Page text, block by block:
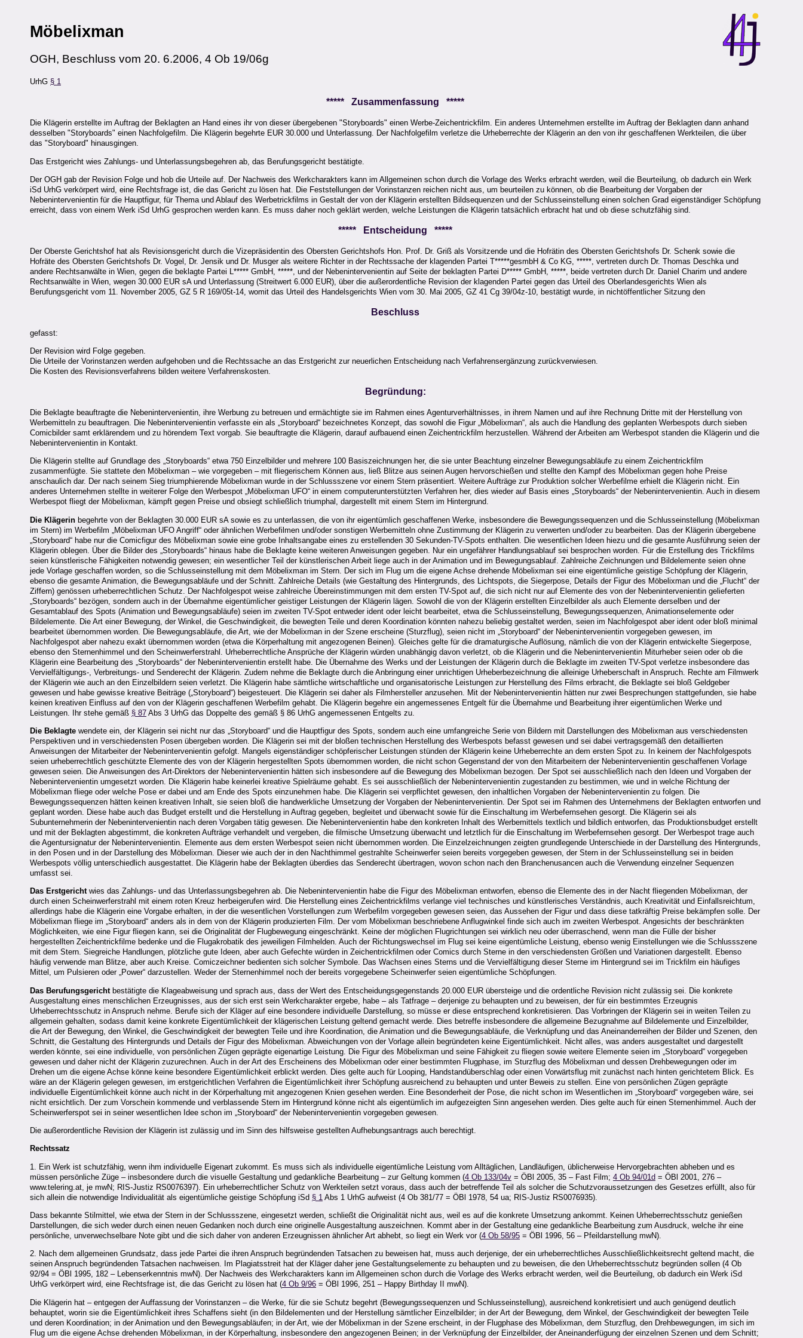
Möbelixman
OGH, Beschluss vom 20. 6.2006, 4 Ob 19/06g
UrhG § 1
***** Zusammenfassung *****
Die Klägerin erstellte im Auftrag der Beklagten an Hand eines ihr von dieser übergebenen "Storyboards" einen Werbe-Zeichentrickfilm. Ein anderes Unternehmen erstellte im Auftrag der Beklagten dann anhand
desselben "Storyboards" einen Nachfolgefilm. Die Klägerin begehrte EUR 30.000 und Unterlassung. Der Nachfolgefilm verletze die Urheberrechte der Klägerin an den von ihr geschaffenen Werkteilen, die über
das "Storyboard" hinausgingen.
Das Erstgericht wies Zahlungs- und Unterlassungsbegehren ab, das Berufungsgericht bestätigte.
Der OGH gab der Revision Folge und hob die Urteile auf. Der Nachweis des Werkcharakters kann im Allgemeinen schon durch die Vorlage des Werks erbracht werden, weil die Beurteilung, ob dadurch ein Werk
iSd UrhG verkörpert wird, eine Rechtsfrage ist, die das Gericht zu lösen hat. Die Feststellungen der Vorinstanzen reichen nicht aus, um beurteilen zu können, ob die Bearbeitung der Vorgaben der
Nebenintervenientin für die Hauptfigur, für Thema und Ablauf des Werbetrickfilms in Gestalt der von der Klägerin erstellten Bildsequenzen und der Schlusseinstellung einen solchen Grad eigenständiger Schöpfung
erreicht, dass von einem Werk iSd UrhG gesprochen werden kann. Es muss daher noch geklärt werden, welche Leistungen die Klägerin tatsächlich erbracht hat und ob diese schutzfähig sind.
***** Entscheidung *****
Der Oberste Gerichtshof hat als Revisionsgericht durch die Vizepräsidentin des Obersten Gerichtshofs Hon. Prof. Dr. Griß als Vorsitzende und die Hofrätin des Obersten Gerichtshofs Dr. Schenk sowie die
Hofräte des Obersten Gerichtshofs Dr. Vogel, Dr. Jensik und Dr. Musger als weitere Richter in der Rechtssache der klagenden Partei T*****gesmbH & Co KG, *****, vertreten durch Dr. Thomas Deschka und
andere Rechtsanwälte in Wien, gegen die beklagte Partei L***** GmbH, *****, und der Nebenintervenientin auf Seite der beklagten Partei D***** GmbH, *****, beide vertreten durch Dr. Daniel Charim und andere
Rechtsanwälte in Wien, wegen 30.000 EUR sA und Unterlassung (Streitwert 6.000 EUR), über die außerordentliche Revision der klagenden Partei gegen das Urteil des Oberlandesgerichts Wien als
Berufungsgericht vom 11. November 2005, GZ 5 R 169/05t-14, womit das Urteil des Handelsgerichts Wien vom 30. Mai 2005, GZ 41 Cg 39/04z-10, bestätigt wurde, in nichtöffentlicher Sitzung den
Beschluss
gefasst:
Der Revision wird Folge gegeben.
Die Urteile der Vorinstanzen werden aufgehoben und die Rechtssache an das Erstgericht zur neuerlichen Entscheidung nach Verfahrensergänzung zurückverwiesen.
Die Kosten des Revisionsverfahrens bilden weitere Verfahrenskosten.
Begründung:
Die Beklagte beauftragte die Nebenintervenientin, ihre Werbung zu betreuen und ermächtigte sie im Rahmen eines Agenturverhältnisses, in ihrem Namen und auf ihre Rechnung Dritte mit der Herstellung von
Werbemitteln zu beauftragen. Die Nebenintervenientin verfasste ein als „Storyboard“ bezeichnetes Konzept, das sowohl die Figur „Möbelixman“, als auch die Handlung des geplanten Werbespots durch sieben
Comicbilder samt erklärendem und zu hörendem Text vorgab. Sie beauftragte die Klägerin, darauf aufbauend einen Zeichentrickfilm herzustellen. Während der Arbeiten am Werbespot standen die Klägerin und die
Nebenintervenientin in Kontakt.
Die Klägerin stellte auf Grundlage des „Storyboards“ etwa 750 Einzelbilder und mehrere 100 Basiszeichnungen her, die sie unter Beachtung einzelner Bewegungsabläufe zu einem Zeichentrickfilm
zusammenfügte. Sie stattete den Möbelixman – wie vorgegeben – mit fliegerischem Können aus, ließ Blitze aus seinen Augen hervorschießen und stellte den Kampf des Möbelixman gegen hohe Preise
anschaulich dar. Der nach seinem Sieg triumphierende Möbelixman wurde in der Schlussszene vor einem Stern präsentiert. Weitere Aufträge zur Produktion solcher Werbefilme erhielt die Klägerin nicht. Ein
anderes Unternehmen stellte in weiterer Folge den Werbespot „Möbelixman UFO“ in einem computerunterstützten Verfahren her, dies wieder auf Basis eines „Storyboards“ der Nebenintervenientin. Auch in diesem
Werbespot fliegt der Möbelixman, kämpft gegen Preise und obsiegt schließlich triumphal, dargestellt mit einem Stern im Hintergrund.
Die Klägerin begehrte von der Beklagten 30.000 EUR sA sowie es zu unterlassen, die von ihr eigentümlich geschaffenen Werke, insbesondere die Bewegungssequenzen und die Schlusseinstellung (Möbelixman
im Stern) im Werbefilm „Möbelixman UFO Angriff“ oder ähnlichen Werbefilmen und/oder sonstigen Werbemitteln ohne Zustimmung der Klägerin zu verwerten und/oder zu bearbeiten. Das der Klägerin übergebene
„Storyboard“ habe nur die Comicfigur des Möbelixman sowie eine grobe Inhaltsangabe eines zu erstellenden 30 Sekunden-TV-Spots enthalten. Die wesentlichen Ideen hiezu und die gesamte Ausführung seien der
Klägerin oblegen. Über die Bilder des „Storyboards“ hinaus habe die Beklagte keine weiteren Anweisungen gegeben. Nur ein ungefährer Handlungsablauf sei besprochen worden. Für die Erstellung des Trickfilms
seien künstlerische Fähigkeiten notwendig gewesen; ein wesentlicher Teil der künstlerischen Arbeit liege auch in der Animation und im Bewegungsablauf. Zahlreiche Zeichnungen und Bildelemente seien ohne
jede Vorlage geschaffen worden, so die Schlusseinstellung mit dem Möbelixman im Stern. Der sich im Flug um die eigene Achse drehende Möbelixman sei eine eigentümliche geistige Schöpfung der Klägerin,
ebenso die gesamte Animation, die Bewegungsabläufe und der Schnitt. Zahlreiche Details (wie Gestaltung des Hintergrunds, des Lichtspots, die Siegerpose, Details der Figur des Möbelixman und die „Flucht“ der
Ziffern) genössen urheberrechtlichen Schutz. Der Nachfolgespot weise zahlreiche Übereinstimmungen mit dem ersten TV-Spot auf, die sich nicht nur auf Elemente des von der Nebenintervenientin gelieferten
„Storyboards“ bezögen, sondern auch in der Übernahme eigentümlicher geistiger Leistungen der Klägerin lägen. Sowohl die von der Klägerin erstellten Einzelbilder als auch Elemente derselben und der
Gesamtablauf des Spots (Animation und Bewegungsabläufe) seien im zweiten TV-Spot entweder ident oder leicht bearbeitet, etwa die Schlusseinstellung, Bewegungssequenzen, Animationselemente oder
Bildelemente. Die Art einer Bewegung, der Winkel, die Geschwindigkeit, die bewegten Teile und deren Koordination könnten nahezu beliebig gestaltet werden, seien im Nachfolgespot aber ident oder bloß minimal
bearbeitet übernommen worden. Die Bewegungsabläufe, die Art, wie der Möbelixman in der Szene erscheine (Sturzflug), seien nicht im „Storyboard“ der Nebenintervenientin vorgegeben gewesen, im
Nachfolgespot aber nahezu exakt übernommen worden (etwa die Körperhaltung mit angezogenen Beinen). Gleiches gelte für die dramaturgische Auflösung, nämlich die von der Klägerin entwickelte Siegerpose,
ebenso den Sternenhimmel und den Scheinwerferstrahl. Urheberrechtliche Ansprüche der Klägerin würden unabhängig davon verletzt, ob die Klägerin und die Nebenintervenientin Miturheber seien oder ob die
Klägerin eine Bearbeitung des „Storyboards“ der Nebenintervenientin erstellt habe. Die Übernahme des Werks und der Leistungen der Klägerin durch die Beklagte im zweiten TV-Spot verletze insbesondere das
Vervielfältigungs-, Verbreitungs- und Senderecht der Klägerin. Zudem nehme die Beklagte durch die Anbringung einer unrichtigen Urheberbezeichnung die alleinige Urheberschaft in Anspruch. Rechte am Filmwerk
der Klägerin wie auch an den Einzelbildern seien verletzt. Die Klägerin habe sämtliche wirtschaftliche und organisatorische Leistungen zur Herstellung des Films erbracht, die Beklagte sei bloß Geldgeber
gewesen und habe gewisse kreative Beiträge („Storyboard“) beigesteuert. Die Klägerin sei daher als Filmhersteller anzusehen. Mit der Nebenintervenientin hätten nur zwei Besprechungen stattgefunden, sie habe
keinen kreativen Einfluss auf den von der Klägerin geschaffenen Werbefilm gehabt. Die Klägerin begehre ein angemessenes Entgelt für die Übernahme und Bearbeitung ihrer eigentümlichen Werke und
Leistungen. Ihr stehe gemäß § 87 Abs 3 UrhG das Doppelte des gemäß § 86 UrhG angemessenen Entgelts zu.
Die Beklagte wendete ein, der Klägerin sei nicht nur das „Storyboard“ und die Hauptfigur des Spots, sondern auch eine umfangreiche Serie von Bildern mit Darstellungen des Möbelixman aus verschiedensten
Perspektiven und in verschiedensten Posen übergeben worden. Die Klägerin sei mit der bloßen technischen Herstellung des Werbespots befasst gewesen und sei dabei vertragsgemäß den detaillierten
Anweisungen der Mitarbeiter der Nebenintervenientin gefolgt. Mangels eigenständiger schöpferischer Leistungen stünden der Klägerin keine Urheberrechte an dem ersten Spot zu. In keinem der Nachfolgespots
seien urheberrechtlich geschützte Elemente des von der Klägerin hergestellten Spots übernommen worden, die nicht schon Gegenstand der von den Mitarbeitern der Nebenintervenientin geschaffenen Vorlage
gewesen seien. Die Anweisungen des Art-Direktors der Nebenintervenientin hätten sich insbesondere auf die Bewegung des Möbelixman bezogen. Der Spot sei ausschließlich nach den Ideen und Vorgaben der
Nebenintervenientin umgesetzt worden. Die Klägerin habe keinerlei kreative Spielräume gehabt. Es sei ausschließlich der Nebenintervenientin zugestanden zu bestimmen, wie und in welche Richtung der
Möbelixman fliege oder welche Pose er dabei und am Ende des Spots einzunehmen habe. Die Klägerin sei verpflichtet gewesen, den inhaltlichen Vorgaben der Nebenintervenientin zu folgen. Die
Bewegungssequenzen hätten keinen kreativen Inhalt, sie seien bloß die handwerkliche Umsetzung der Vorgaben der Nebenintervenientin. Der Spot sei im Rahmen des Unternehmens der Beklagten entworfen und
geplant worden. Diese habe auch das Budget erstellt und die Herstellung in Auftrag gegeben, begleitet und überwacht sowie für die Einschaltung im Werbefernsehen gesorgt. Die Klägerin sei als
Subunternehmerin der Nebenintervenientin nach deren Vorgaben tätig gewesen. Die Nebenintervenientin habe den konkreten Inhalt des Werbemittels textlich und bildlich entworfen, das Produktionsbudget erstellt
und mit der Beklagten abgestimmt, die konkreten Aufträge verhandelt und vergeben, die filmische Umsetzung überwacht und letztlich für die Einschaltung im Werbefernsehen gesorgt. Der Werbespot trage auch
die Agentursignatur der Nebenintervenientin. Elemente aus dem ersten Werbespot seien nicht übernommen worden. Die Einzelzeichnungen zeigten grundlegende Unterschiede in der Darstellung des Hintergrunds,
in den Posen und in der Darstellung des Möbelixman. Dieser wie auch der in den Nachthimmel gestrahlte Scheinwerfer seien bereits vorgegeben gewesen, der Stern in der Schlusseinstellung sei in beiden
Werbespots völlig unterschiedlich ausgestattet. Die Klägerin habe der Beklagten überdies das Senderecht übertragen, wovon schon nach den Branchenusancen auch die Verwendung einzelner Sequenzen
umfasst sei.
Das Erstgerichtwies das Zahlungs- und das Unterlassungsbegehren ab. Die Nebenintervenientin habe die Figur des Möbelixman entworfen, ebenso die Elemente des in der Nacht fliegenden Möbelixman, der
durch einen Scheinwerferstrahl mit einem roten Kreuz herbeigerufen wird. Die Herstellung eines Zeichentrickfilms verlange viel technisches und künstlerisches Verständnis, auch Kreativität und Einfallsreichtum,
allerdings habe die Klägerin eine Vorgabe erhalten, in der die wesentlichen Vorstellungen zum Werbefilm vorgegeben gewesen seien, das Aussehen der Figur und dass diese tatkräftig Preise bekämpfen solle. Der
Möbelixman fliege im „Storyboard“ anders als in dem von der Klägerin produzierten Film. Der vom Möbelixman beschriebene Anflugwinkel finde sich auch im zweiten Werbespot. Angesichts der beschränkten
Möglichkeiten, wie eine Figur fliegen kann, sei die Originalität der Flugbewegung eingeschränkt. Keine der möglichen Flugrichtungen sei wirklich neu oder überraschend, wenn man die Fülle der bisher
hergestellten Zeichentrickfilme bedenke und die Flugakrobatik des jeweiligen Filmhelden. Auch der Richtungswechsel im Flug sei keine eigentümliche Leistung, ebenso wenig Einstellungen wie die Schlussszene
mit dem Stern. Siegreiche Handlungen, plötzliche gute Ideen, aber auch Gefechte würden in Zeichentrickfilmen oder Comics durch Sterne in den verschiedensten Größen und Variationen dargestellt. Ebenso
häufig verwende man Blitze, aber auch Kreise. Comiczeichner bedienten sich solcher Symbole. Das Wachsen eines Sterns und die Vervielfältigung dieser Sterne im Hintergrund sei im Trickfilm ein häufiges
Mittel, um Pulsieren oder „Power“ darzustellen. Weder der Sternenhimmel noch der bereits vorgegebene Scheinwerfer seien eigentümliche Schöpfungen.
Das Berufungsgericht bestätigte die Klageabweisung und sprach aus, dass der Wert des Entscheidungsgegenstands 20.000 EUR übersteige und die ordentliche Revision nicht zulässig sei. Die konkrete
Ausgestaltung eines menschlichen Erzeugnisses, aus der sich erst sein Werkcharakter ergebe, habe – als Tatfrage – derjenige zu behaupten und zu beweisen, der für ein bestimmtes Erzeugnis
Urheberrechtsschutz in Anspruch nehme. Berufe sich der Kläger auf eine besondere individuelle Darstellung, so müsse er diese entsprechend konkretisieren. Das Vorbringen der Klägerin sei in weiten Teilen zu
allgemein gehalten, sodass damit keine konkrete Eigentümlichkeit der klägerischen Leistung geltend gemacht werde. Dies betreffe insbesondere die allgemeine Bezugnahme auf Bildelemente und Einzelbilder,
die Art der Bewegung, den Winkel, die Geschwindigkeit der bewegten Teile und ihre Koordination, die Animation und die Bewegungsabläufe, die Verknüpfung und das Aneinanderreihen der Bilder und Szenen, den
Schnitt, die Gestaltung des Hintergrunds und Details der Figur des Möbelixman. Abweichungen von der Vorlage allein begründeten keine Eigentümlichkeit. Nicht alles, was anders ausgestaltet und dargestellt
werden könnte, sei eine individuelle, von persönlichen Zügen geprägte eigenartige Leistung. Die Figur des Möbelixman und seine Fähigkeit zu fliegen sowie weitere Elemente seien im „Storyboard“ vorgegeben
gewesen und daher nicht der Klägerin zuzurechnen. Auch in der Art des Erscheinens des Möbelixman oder einer bestimmten Flugphase, im Sturzflug des Möbelixman und dessen Drehbewegungen oder im
Drehen um die eigene Achse könne keine besondere Eigentümlichkeit erblickt werden. Dies gelte auch für Looping, Handstandüberschlag oder einen Vorwärtsflug mit zunächst nach hinten gerichtetem Blick. Es
wäre an der Klägerin gelegen gewesen, im erstgerichtlichen Verfahren die Eigentümlichkeit ihrer Schöpfung ausreichend zu behaupten und unter Beweis zu stellen. Eine von persönlichen Zügen geprägte
individuelle Eigentümlichkeit könne auch nicht in der Körperhaltung mit angezogenen Knien gesehen werden. Eine Besonderheit der Pose, die nicht schon im Wesentlichen im „Storyboard“ vorgegeben wäre, sei
nicht ersichtlich. Der zum Vorschein kommende und verblassende Stern im Hintergrund könne nicht als eigentümlich im aufgezeigten Sinn angesehen werden. Dies gelte auch für einen Sternenhimmel. Auch der
Scheinwerferspot sei in seiner wesentlichen Idee schon im „Storyboard“ der Nebenintervenientin vorgegeben gewesen.
Die außerordentliche Revision der Klägerin ist zulässig und im Sinn des hilfsweise gestellten Aufhebungsantrags auch berechtigt.
Rechtssatz
1. Ein Werk ist schutzfähig, wenn ihm individuelle Eigenart zukommt. Es muss sich als individuelle eigentümliche Leistung vom Alltäglichen, Landläufigen, üblicherweise Hervorgebrachten abheben und es
müssen persönliche Züge – insbesondere durch die visuelle Gestaltung und gedankliche Bearbeitung – zur Geltung kommen (4 Ob 133/04v = ÖBl 2005, 35 – Fast Film; 4 Ob 94/01d = ÖBl 2001, 276 –
www.telering.at, je mwN; RIS-Justiz RS0076397). Ein urheberrechtlicher Schutz von Werkteilen setzt voraus, dass auch der betreffende Teil als solcher die Schutzvoraussetzungen des Gesetzes erfüllt, also für
sich allein die notwendige Individualität als eigentümliche geistige Schöpfung iSd § 1 Abs 1 UrhG aufweist (4 Ob 381/77 = ÖBl 1978, 54 ua; RIS-Justiz RS0076935).
Dass bekannte Stilmittel, wie etwa der Stern in der Schlussszene, eingesetzt werden, schließt die Originalität nicht aus, weil es auf die konkrete Umsetzung ankommt. Keinen Urheberrechtsschutz genießen
Darstellungen, die sich weder durch einen neuen Gedanken noch durch eine originelle Ausgestaltung auszeichnen. Kommt aber in der Gestaltung eine gedankliche Bearbeitung zum Ausdruck, welche ihr eine
persönliche, unverwechselbare Note gibt und die sich daher von anderen Erzeugnissen ähnlicher Art abhebt, so liegt ein Werk vor (4 Ob 58/95 = ÖBl 1996, 56 – Pfeildarstellung mwN).
2. Nach dem allgemeinen Grundsatz, dass jede Partei die ihren Anspruch begründenden Tatsachen zu beweisen hat, muss auch derjenige, der ein urheberrechtliches Ausschließlichkeitsrecht geltend macht, die
seinen Anspruch begründenden Tatsachen nachweisen. Im Plagiatsstreit hat der Kläger daher jene Gestaltungselemente zu behaupten und zu beweisen, die den Urheberrechtsschutz begründen sollen (4 Ob
92/94 = ÖBl 1995, 182 – Lebenserkenntnis mwN). Der Nachweis des Werkcharakters kann im Allgemeinen schon durch die Vorlage des Werks erbracht werden, weil die Beurteilung, ob dadurch ein Werk iSd
UrhG verkörpert wird, eine Rechtsfrage ist, die das Gericht zu lösen hat (4 Ob 9/96 = ÖBl 1996, 251 – Happy Birthday II mwN).
Die Klägerin hat – entgegen der Auffassung der Vorinstanzen – die Werke, für die sie Schutz begehrt (Bewegungssequenzen und Schlusseinstellung), ausreichend konkretisiert und auch genügend deutlich
behauptet, worin sie die Eigentümlichkeit ihres Schaffens sieht (in den Bildelementen und der Herstellung sämtlicher Einzelbilder; in der Art der Bewegung, dem Winkel, der Geschwindigkeit der bewegten Teile
und deren Koordination; in der Animation und den Bewegungsabläufen; in der Art, wie der Möbelixman in der Szene erscheint, in der Flugphase des Möbelixman, dem Sturzflug, den Drehbewegungen, im sich im
Flug um die eigene Achse drehenden Möbelixman, in der Körperhaltung, insbesondere den angezogenen Beinen; in der Verknüpfung der Einzelbilder, der Aneinanderfügung der einzelnen Szenen und dem Schnitt;